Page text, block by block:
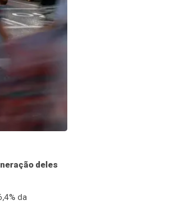
deles
da